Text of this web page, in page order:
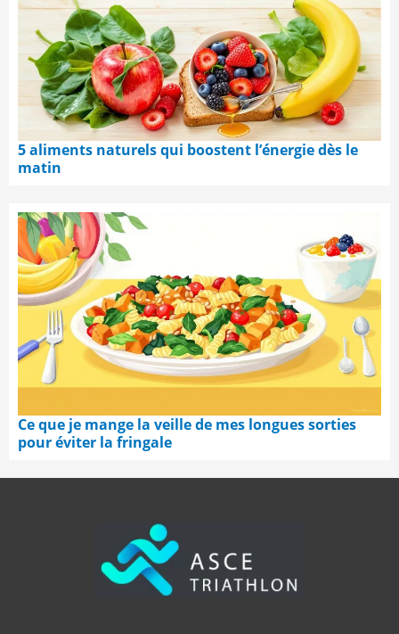
5 aliments naturels qui boostent l’énergie dès le
matin
Ce que je mange la veille de mes longues sorties
pour éviter la fringale